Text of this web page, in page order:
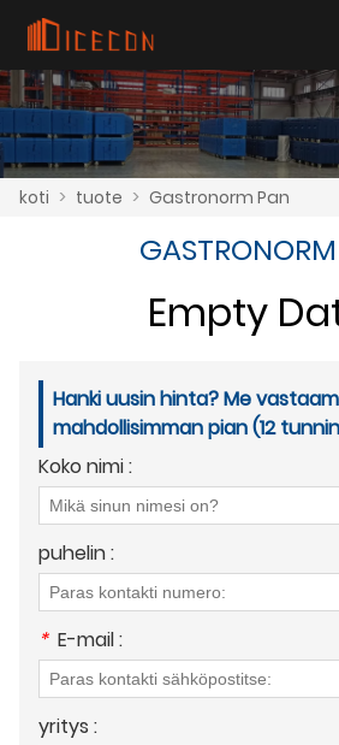
koti > tuote > Gastronorm Pan
Empty
Hanki uusin hinta? Me
mahdollisimman pian (12
Koko nimi :
puhelin :
* E-mail :
yritys :